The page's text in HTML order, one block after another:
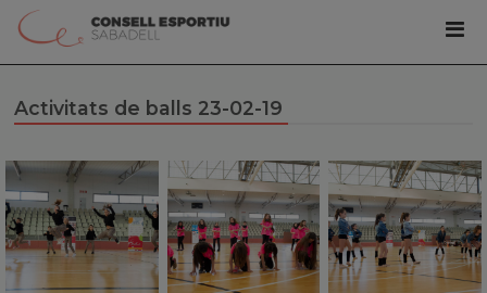
Activitats de balls 23-02-19